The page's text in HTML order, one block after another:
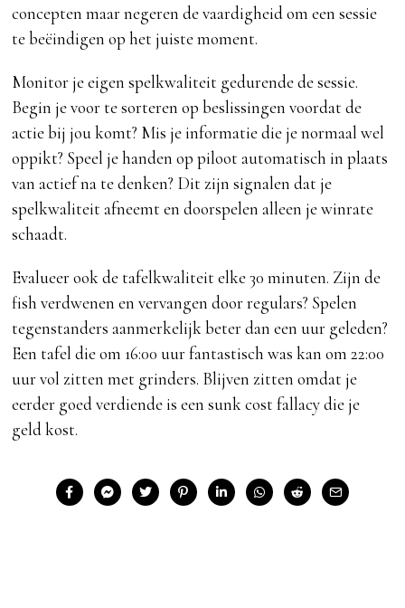
concepten maar negeren de vaardigheid om een sessie
te beëindigen op het juiste moment.
Monitor je eigen spelkwaliteit gedurende de sessie.
Begin je voor te sorteren op beslissingen voordat de
actie bij jou komt? Mis je informatie die je normaal wel
oppikt? Speel je handen op piloot automatisch in plaats
van actief na te denken? Dit zijn signalen dat je
spelkwaliteit afneemt en doorspelen alleen je winrate
schaadt.
Evalueer ook de tafelkwaliteit elke 30 minuten. Zijn de
fish verdwenen en vervangen door regulars? Spelen
tegenstanders aanmerkelijk beter dan een uur geleden?
Een tafel die om 16:00 uur fantastisch was kan om 22:00
uur vol zitten met grinders. Blijven zitten omdat je
eerder goed verdiende is een sunk cost fallacy die je
geld kost.